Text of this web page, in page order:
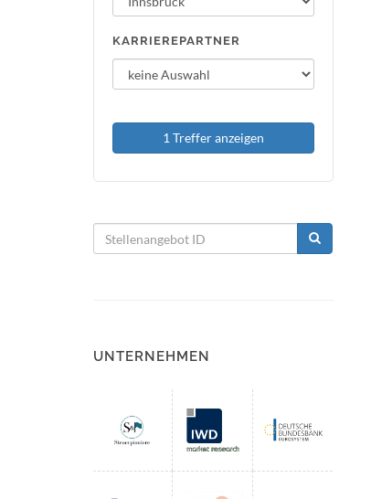
KARRIEREPARTNER
1 Treffer anzeigen
UNTERNEHMEN